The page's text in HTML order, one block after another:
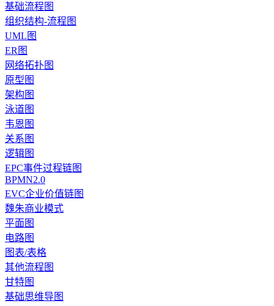
基础流程图
组织结构-流程图
UML图
ER图
网络拓扑图
原型图
架构图
泳道图
韦恩图
关系图
逻辑图
EPC事件过程链图
BPMN2.0
EVC企业价值链图
魏朱商业模式
平面图
电路图
图表/表格
其他流程图
甘特图
基础思维导图